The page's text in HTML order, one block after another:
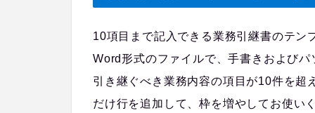
10項目まで記入できる業務引継書のテン
Word形式のファイルで、手書きおよび
引き継ぐべき業務内容の項目が10件を超
だけ行を追加して、枠を増やしてお使い